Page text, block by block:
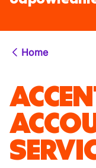
Home